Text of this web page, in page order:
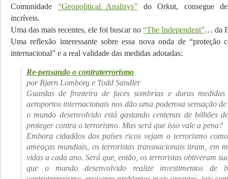
Comunidade “Geopolitical Analisys” do Orkut, consegue
incríveis.
Uma das mais recentes, ele foi buscar no “The Independent”… da
Uma reflexão interessante sobre essa nova onda de “proteção
internacional” e a real validade das medidas adotadas:
Re-pensando o contraterrorismo
por Bjørn Lomborg e Todd Sandler
Guardas de fronteira de faces sombrias e duras
aeroportos internacionais nos dão uma poderosa sensação
o mundo desenvolvido está gastando centenas de bilhões
proteger contra o terrorismo. Mas será que isso vale a pena?
Embora cidadãos dos países ricos vejam o terrorismo
ameaças mundiais, os terroristas transnacionais tiram, em
vidas a cada ano. Será que, então, os terroristas obtiveram
que o mundo desenvolvido realize investimentos de